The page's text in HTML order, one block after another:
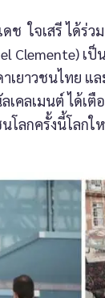
ดช ใจเสรี ได้
Clemente) เ
ยาวชนไทย แล
คลเมนต์ ได้เตื
ลกครั้งนี้โลกใ